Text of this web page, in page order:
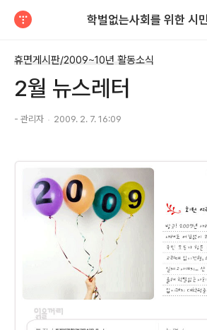
학벌없는사회를 위한 시
휴면게시판/2009~10년 활동소식
2월 뉴스레터
- 관리자 2009. 2. 7. 16:09